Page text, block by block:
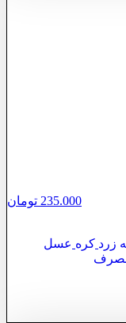
235.000 تومان
زرد کره عسل
مصرف